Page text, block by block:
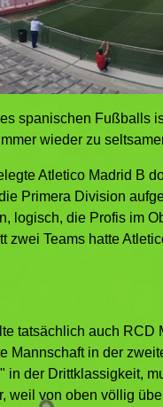
spanischen Fußballs
wieder zu
Atletico Madrid B
Primera Division
logisch, die Profis im
zwei Teams hatte
tatsächlich auch RCD
Mannschaft in der
in der Drittklassigkeit,
weil von oben völlig